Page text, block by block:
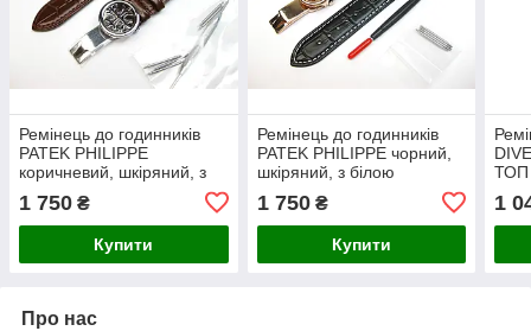
Ремінець до годинників
PATEK PHILIPPE
коричневий, шкіряний, з
SILVER 22/18 мм ААА
1 750 ₴
Купити
Ремінець до годинників
PATEK PHILIPPE чорний,
шкіряний, з білою
застібкою 22/18 мм ААА
1 750₴
Купити
ТОП
1
Про нас